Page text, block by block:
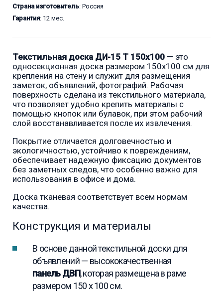
Страна изготовитель: Россия
Гарантия: 12 мес.
Текстильная доска ДИ-15 Т 150x100 — это
односекционная доска размером 150x100 см для
крепления на стену и служит для размещения
заметок, объявлений, фотографий. Рабочая
поверхность сделана из текстильного материала,
что позволяет удобно крепить материалы с
помощью кнопок или булавок, при этом рабочий
слой восстанавливается после их извлечения.
Покрытие отличается долговечностью и
экологичностью, устойчиво к повреждениям,
обеспечивает надежную фиксацию документов
без заметных следов, что особенно важно для
использования в офисе и дома.
Доска тканевая соответствует всем нормам
качества.
Конструкция и материалы
В основе данной текстильной доски для
объявлений — высококачественная
панель ДВП, которая размещена в раме
размером 150 x 100 см.